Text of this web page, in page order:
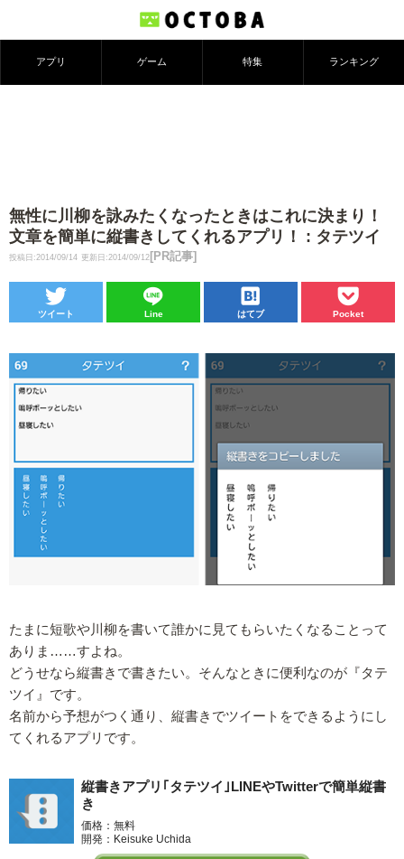
アプリ ゲーム 特集 ランキング
無性に川柳を詠みたくなったときはこれに決まり！
文章を簡単に縦書きしてくれるアプリ！ : タテツイ
投稿日:2014/09/14 更新日:2014/09/12 [PR記事]
ツイート Line はてブ Pocket
たまに短歌や川柳を書いて誰かに見てもらいたくなることって
ありま……すよね。
どうせなら縦書きで書きたい。そんなときに便利なのが『タテ
ツイ』です。
名前から予想がつく通り、縦書きでツイートをできるようにし
てくれるアプリです。
縦書きアプリ｢タテツイ｣LINEやTwitterで簡単縦書
き
価格：無料
開発：Keisuke Uchida